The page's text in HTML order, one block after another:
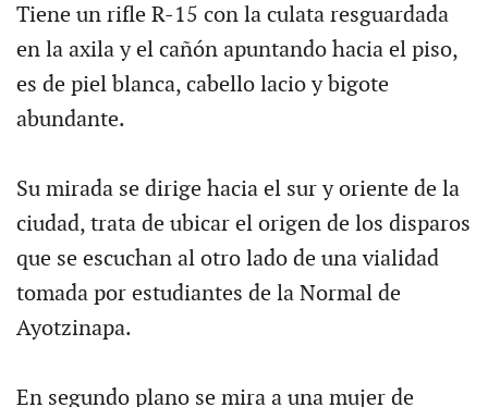
Tiene un rifle R-15 con la culata resguardada
en la axila y el cañón apuntando hacia el piso,
es de piel blanca, cabello lacio y bigote
abundante.
Su mirada se dirige hacia el sur y oriente de la
ciudad, trata de ubicar el origen de los disparos
que se escuchan al otro lado de una vialidad
tomada por estudiantes de la Normal de
Ayotzinapa.
En segundo plano se mira a una mujer de